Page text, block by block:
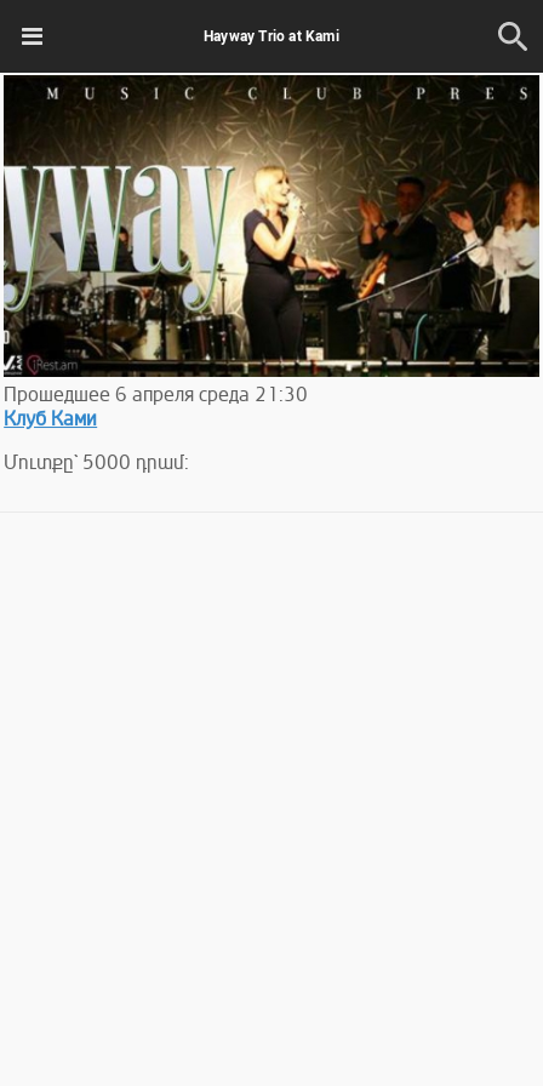
Hayway Trio at Kami
Прошедшее 6 апреля среда 21:30
Клуб Ками
Մուտքը` 5000 դրամ: